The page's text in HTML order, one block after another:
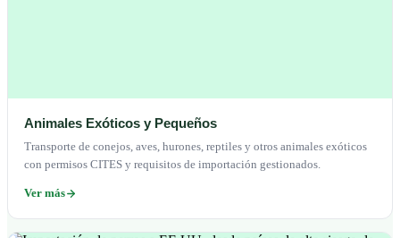
Animales Exóticos y Pequeños
Transporte de conejos, aves, hurones, reptiles y otros animales exóticos
con permisos CITES y requisitos de importación gestionados.
Ver más